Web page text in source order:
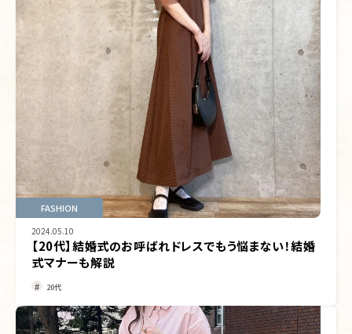
FASHION
2024.05.10
【20代】結婚式のお呼ばれドレスでもう悩まない！結婚
式マナーも解説
20代